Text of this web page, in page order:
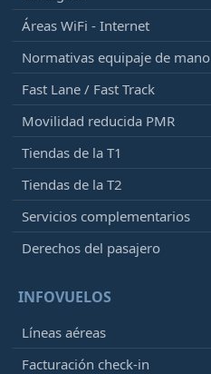
Áreas WiFi - Internet
Normativas equipaje de mano
Fast Lane / Fast Track
Movilidad reducida PMR
Tiendas de la T1
Tiendas de la T2
Servicios complementarios
Derechos del pasajero
INFOVUELOS
Líneas aéreas
Facturación check-in